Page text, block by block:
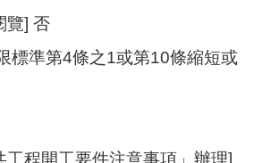
覽] 否
標準第4條之1或第10條縮短或
工程開工要件注意事項」辦理]